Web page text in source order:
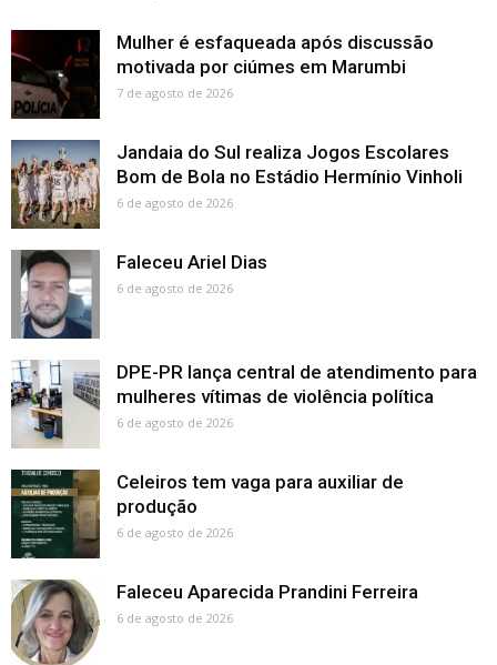
Mulher é esfaqueada após discussão
motivada por ciúmes em Marumbi
7 de agosto de 2026
Jandaia do Sul realiza Jogos Escolares
Bom de Bola no Estádio Hermínio Vinholi
6 de agosto de 2026
Faleceu Ariel Dias
6 de agosto de 2026
DPE-PR lança central de atendimento para
mulheres vítimas de violência política
6 de agosto de 2026
Celeiros tem vaga para auxiliar de
produção
6 de agosto de 2026
Faleceu Aparecida Prandini Ferreira
6 de agosto de 2026